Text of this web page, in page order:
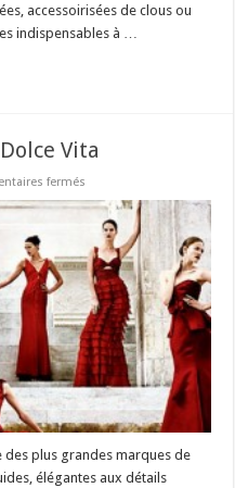
accessoirisées de clous ou
indispensables à …
Vita
fermés
Symbole
Dolce
Vita
des plus grandes marques de
élégantes aux détails